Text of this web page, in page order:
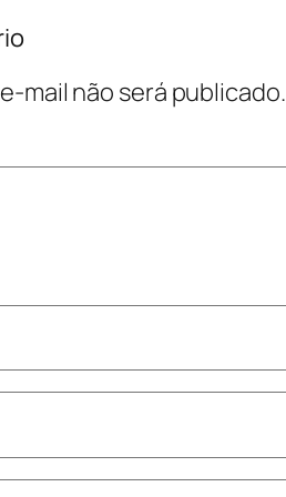
mail não será publicado.